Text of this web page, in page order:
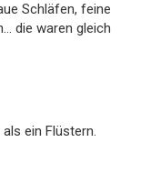
Schläfen, feine
die waren gleich
ein Flüstern.